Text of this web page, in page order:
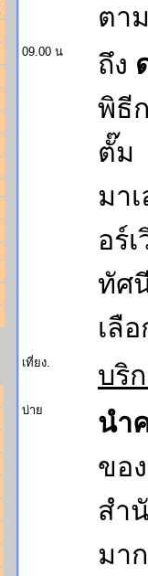
ตา
09.00 น ถึง
พิธี
ตั๊ม
มา
อร์
ทัศ
เลื
เที่ยง. บริ
บ่าย
นำ
ขอ
สำ
มา